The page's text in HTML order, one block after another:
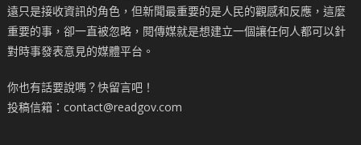
遠只是接收資訊的角色，但新聞最重要的是人民的觀感和反應，這麼
重要的事，卻一直被忽略，閱傳媒就是想建立一個讓任何人都可以針
對時事發表意見的媒體平台。
你也有話要說嗎？快留言吧！
投稿信箱：contact@readgov.com